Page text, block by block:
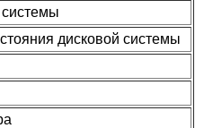
дисковой системы